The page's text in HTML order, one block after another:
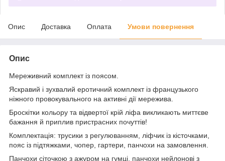
Опис Доставка Оплата Умови повернення
Опис
Мереживний комплект із поясом.
Яскравий і зухвалий еротичний комплект із французького
ніжного провокувального на активні дії мережива.
Броскітки кольору та відвертої крій ліфа викликають миттєве
бажання й приплив пристрасних почуттів!
Комплектація: трусики з регулюванням, ліфчик із кісточками,
пояс із підтяжками, чопер, гартери, панчохи на замовлення.
Панчохи сіточкою з ажуром на гумці, панчохи нейлонові з